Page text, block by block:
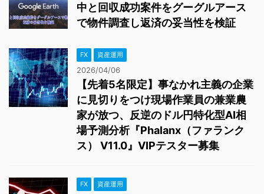
中と回収成功案件をグーグルアース
で物件調査し返済の妥当性を検証
FX 資産運用
2026/04/06
【先着5名限定】事なかれ主義の企業
に見切りをつけ現場作業員の兼業農
家が放つ、反逆のドル円特化型AI相
場予測分析『Phalanx（ファランク
ス） V11.0』VIPテスター募集
FX 資産運用